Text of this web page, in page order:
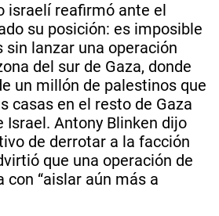
israelí reafirmó ante el
su posición: es imposible
sin lanzar una operación
del sur de Gaza, donde
un millón de palestinos que
casas en el resto de Gaza
Israel. Antony Blinken dijo
de derrotar a la facción
que una operación de
con “aislar aún más a